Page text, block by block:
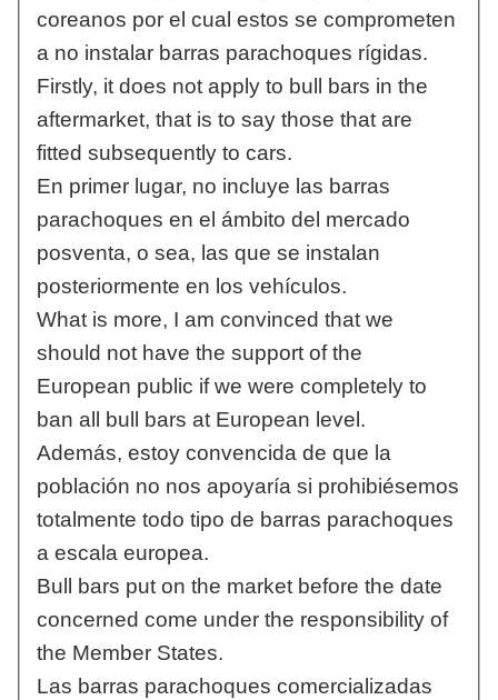
coreanos por el cual estos se comprometen
a no instalar barras parachoques rígidas.
Firstly, it does not apply to bull bars in the
aftermarket, that is to say those that are
fitted subsequently to cars.
En primer lugar, no incluye las barras
parachoques en el ámbito del mercado
posventa, o sea, las que se instalan
posteriormente en los vehículos.
What is more, I am convinced that we
should not have the support of the
European public if we were completely to
ban all bull bars at European level.
Además, estoy convencida de que la
población no nos apoyaría si prohibiésemos
totalmente todo tipo de barras parachoques
a escala europea.
Bull bars put on the market before the date
concerned come under the responsibility of
the Member States.
Las barras parachoques comercializadas